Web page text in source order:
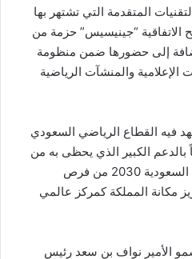
المتقدمة التي تشتهر بها
الاتفاقية “جينيسيس” حزمة من
إلى حضورها ضمن منظومة
والمنشآت الرياضية
فيه القطاع الرياضي السعودي
بالدعم الكبير الذي يحظى به من
القيادة الرشيدة، وما تتيحه رؤية السعودية 2030 من فرص
مكانة المملكة كمركز عالمي
الأمير نواف بن سعد رئيس